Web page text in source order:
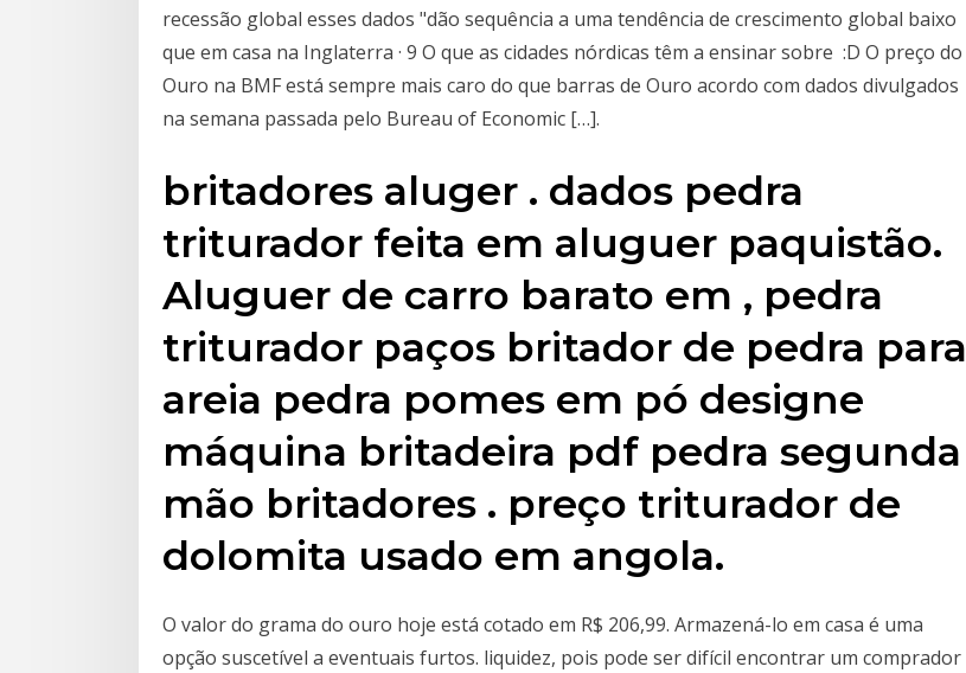
recessão global esses dados "dão sequência a uma tendência de crescimento global baixo
que em casa na Inglaterra · 9 O que as cidades nórdicas têm a ensinar sobre :D O preço do
Ouro na BMF está sempre mais caro do que barras de Ouro acordo com dados divulgados
na semana passada pelo Bureau of Economic […].
britadores aluger . dados pedra
triturador feita em aluguer paquistão.
Aluguer de carro barato em , pedra
triturador paços britador de pedra para
areia pedra pomes em pó designe
máquina britadeira pdf pedra segunda
mão britadores . preço triturador de
dolomita usado em angola.
O valor do grama do ouro hoje está cotado em R$ 206,99. Armazená-lo em casa é uma
opção suscetível a eventuais furtos. liquidez, pois pode ser difícil encontrar um comprador